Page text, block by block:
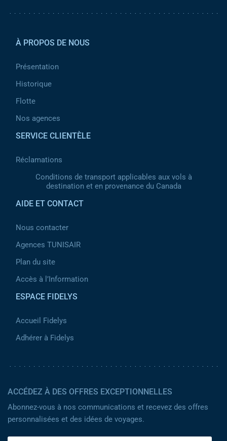
À PROPOS DE NOUS
Présentation
Historique
Flotte
Nos agences
SERVICE CLIENTÈLE
Réclamations
Conditions de transport applicables aux vols à
destination et en provenance du Canada
AIDE ET CONTACT
Nous contacter
Agences TUNISAIR
Plan du site
Accès à l’Information
ESPACE FIDELYS
Accueil Fidelys
Adhérer à Fidelys
ACCÉDEZ À DES OFFRES EXCEPTIONNELLES
Abonnez-vous à nos communications et recevez des offres
personnalisées et des idées de voyages.